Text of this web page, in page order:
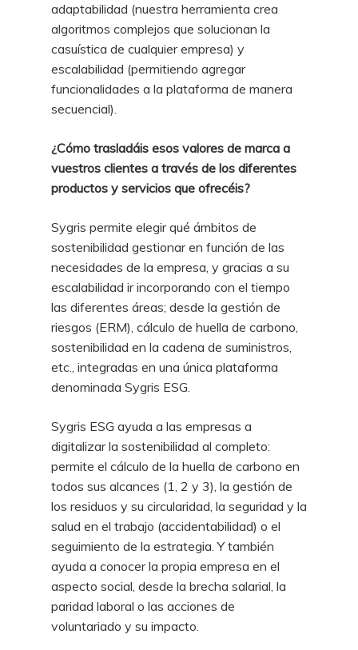
adaptabilidad (nuestra herramienta crea
algoritmos complejos que solucionan la
casuística de cualquier empresa) y
escalabilidad (permitiendo agregar
funcionalidades a la plataforma de manera
secuencial).
¿Cómo trasladáis esos valores de marca a
vuestros clientes a través de los diferentes
productos y servicios que ofrecéis?
Sygris permite elegir qué ámbitos de
sostenibilidad gestionar en función de las
necesidades de la empresa, y gracias a su
escalabilidad ir incorporando con el tiempo
las diferentes áreas; desde la gestión de
riesgos (ERM), cálculo de huella de carbono,
sostenibilidad en la cadena de suministros,
etc., integradas en una única plataforma
denominada Sygris ESG.
Sygris ESG ayuda a las empresas a
digitalizar la sostenibilidad al completo:
permite el cálculo de la huella de carbono en
todos sus alcances (1, 2 y 3), la gestión de
los residuos y su circularidad, la seguridad y la
salud en el trabajo (accidentabilidad) o el
seguimiento de la estrategia. Y también
ayuda a conocer la propia empresa en el
aspecto social, desde la brecha salarial, la
paridad laboral o las acciones de
voluntariado y su impacto.